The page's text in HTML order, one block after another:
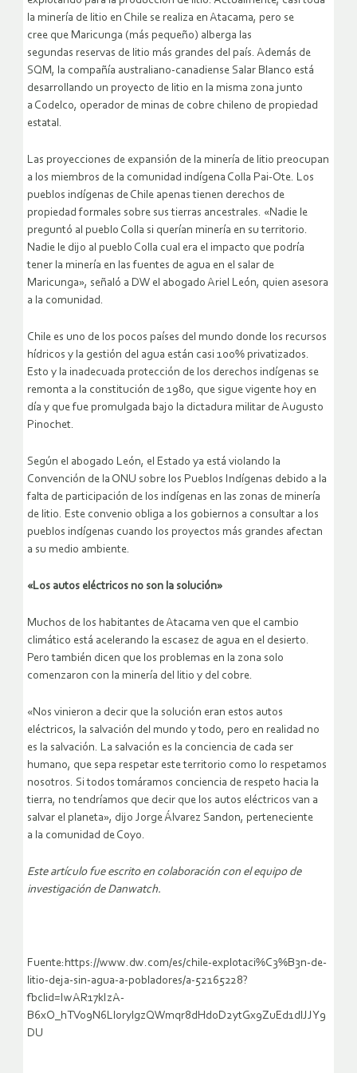
la minería de litio en Chile se realiza en Atacama, pero se
cree que Maricunga (más pequeño) alberga las
segundas reservas de litio más grandes del país. Además de
SQM, la compañía australiano-canadiense Salar Blanco está
desarrollando un proyecto de litio en la misma zona junto
a Codelco, operador de minas de cobre chileno de propiedad
estatal.
Las proyecciones de expansión de la minería de litio preocupan
a los miembros de la comunidad indígena Colla Pai-Ote. Los
pueblos indígenas de Chile apenas tienen derechos de
propiedad formales sobre sus tierras ancestrales. «Nadie le
preguntó al pueblo Colla si querían minería en su territorio.
Nadie le dijo al pueblo Colla cual era el impacto que podría
tener la minería en las fuentes de agua en el salar de
Maricunga», señaló a DW el abogado Ariel León, quien asesora
a la comunidad.
Chile es uno de los pocos países del mundo donde los recursos
hídricos y la gestión del agua están casi 100% privatizados.
Esto y la inadecuada protección de los derechos indígenas se
remonta a la constitución de 1980, que sigue vigente hoy en
día y que fue promulgada bajo la dictadura militar de Augusto
Pinochet.
Según el abogado León, el Estado ya está violando la
Convención de la ONU sobre los Pueblos Indígenas debido a la
falta de participación de los indígenas en las zonas de minería
de litio. Este convenio obliga a los gobiernos a consultar a los
pueblos indígenas cuando los proyectos más grandes afectan
a su medio ambiente.
«Los autos eléctricos no son la solución»
Muchos de los habitantes de Atacama ven que el cambio
climático está acelerando la escasez de agua en el desierto.
Pero también dicen que los problemas en la zona solo
comenzaron con la minería del litio y del cobre.
«Nos vinieron a decir que la solución eran estos autos
eléctricos, la salvación del mundo y todo, pero en realidad no
es la salvación. La salvación es la conciencia de cada ser
humano, que sepa respetar este territorio como lo respetamos
nosotros. Si todos tomáramos conciencia de respeto hacia la
tierra, no tendríamos que decir que los autos eléctricos van a
salvar el planeta», dijo Jorge Álvarez Sandon, perteneciente
a la comunidad de Coyo.
Este artículo fue escrito en colaboración con el equipo de
investigación de Danwatch.
Fuente:https://www.dw.com/es/chile-explotaci%C3%B3n-de-
litio-deja-sin-agua-a-pobladores/a-52165228?
fbclid=IwAR17kIzA-
B6xO_hTVo9N6LlorylgzQWmqr8dHd0D2ytGx9ZuEd1dlJJY9
DU